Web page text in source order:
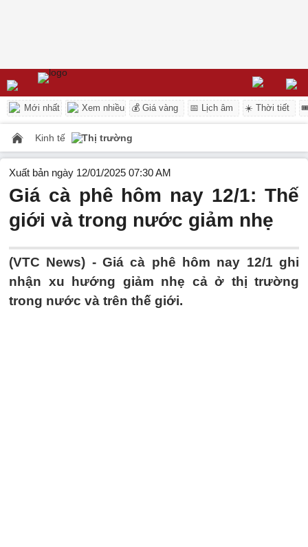
Mới nhất Xem nhiều 💰 Giá vàng 📅 Lịch âm ☀️ Thời tiết
Kinh tế Thị trường
Xuất bản ngày 12/01/2025 07:30 AM
Giá cà phê hôm nay 12/1: Thế
giới và trong nước giảm nhẹ
(VTC News) - Giá cà phê hôm nay 12/1 ghi
nhận xu hướng giảm nhẹ cả ở thị trường
trong nước và trên thế giới.